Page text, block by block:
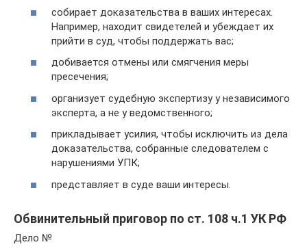
собирает доказательства в ваших интересах.
Например, находит свидетелей и убеждает их
прийти в суд, чтобы поддержать вас;
добивается отмены или смягчения меры
пресечения;
организует судебную экспертизу у независимого
эксперта, а не у ведомственного;
прикладывает усилия, чтобы исключить из дела
доказательства, собранные следователем с
нарушениями УПК;
представляет в суде ваши интересы.
Обвинительный приговор по ст. 108 ч.1 УК РФ
Дело №